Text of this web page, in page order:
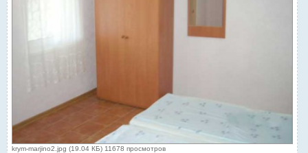
krym-marjino2.jpg (19.04 КБ) 11678 просмотров